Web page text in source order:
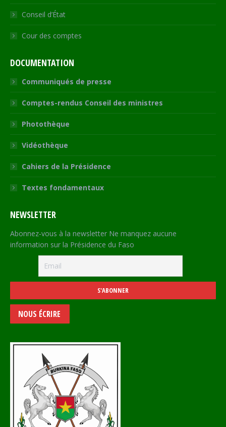
Conseil d’État
Cour des comptes
DOCUMENTATION
Communiqués de presse
Comptes-rendus Conseil des ministres
Photothèque
Vidéothèque
Cahiers de la Présidence
Textes fondamentaux
NEWSLETTER
Abonnez-vous à la newsletter Ne manquez aucune
information sur la Présidence du Faso
NOUS ÉCRIRE